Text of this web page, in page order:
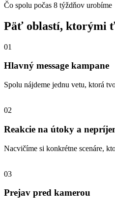
Čo spolu počas 8 týždňov urobíme
Päť oblastí, ktorými
01
Hlavný message kampane
Spolu nájdeme jednu vetu, ktorá
02
Reakcie na útoky a
Nacvičíme si konkrétne scenáre,
03
Prejav pred kamerou